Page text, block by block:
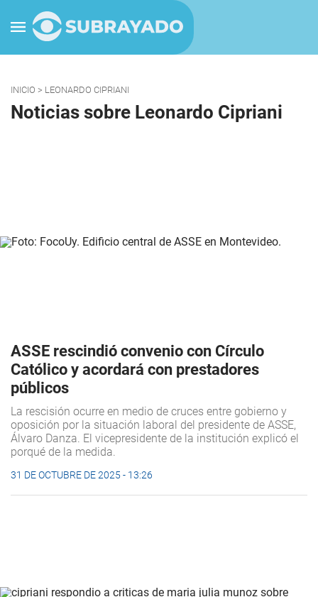
INICIO > LEONARDO CIPRIANI
Noticias sobre Leonardo Cipriani
ASSE rescindió convenio con Círculo
Católico y acordará con prestadores
públicos
La rescisión ocurre en medio de cruces entre gobierno y
oposición por la situación laboral del presidente de ASSE,
Álvaro Danza. El vicepresidente de la institución explicó el
porqué de la medida.
31 DE OCTUBRE DE 2025 - 13:26